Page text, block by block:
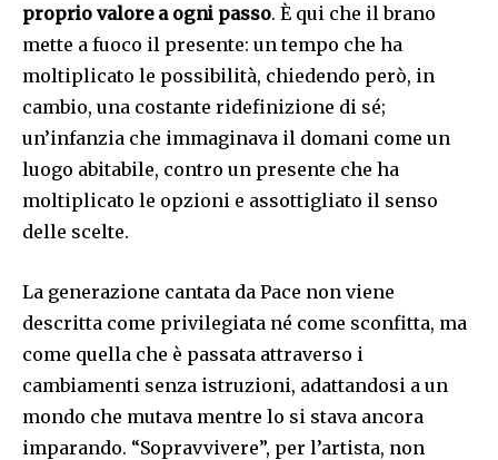
proprio valore a ogni passo. È qui che il brano
mette a fuoco il presente: un tempo che ha
moltiplicato le possibilità, chiedendo però, in
cambio, una costante ridefinizione di sé;
un’infanzia che immaginava il domani come un
luogo abitabile, contro un presente che ha
moltiplicato le opzioni e assottigliato il senso
delle scelte.
La generazione cantata da Pace non viene
descritta come privilegiata né come sconfitta, ma
come quella che è passata attraverso i
cambiamenti senza istruzioni, adattandosi a un
mondo che mutava mentre lo si stava ancora
imparando. “Sopravvivere”, per l’artista, non